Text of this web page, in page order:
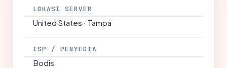
LOKASI SERVER
United States · Tampa
ISP / PENYEDIA
Bodis